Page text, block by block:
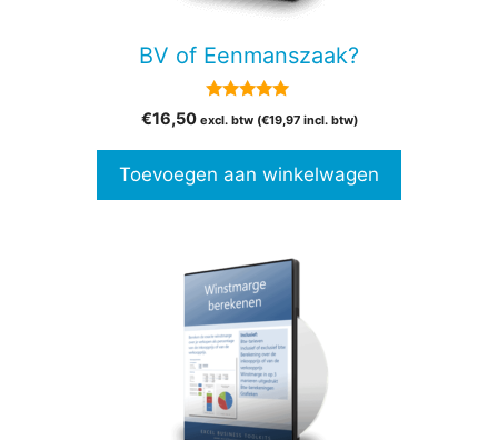
BV of Eenmanszaak?
van 5
€16,50 excl. btw (€19,97incl. btw)
Toevoegen aan winkelwagen